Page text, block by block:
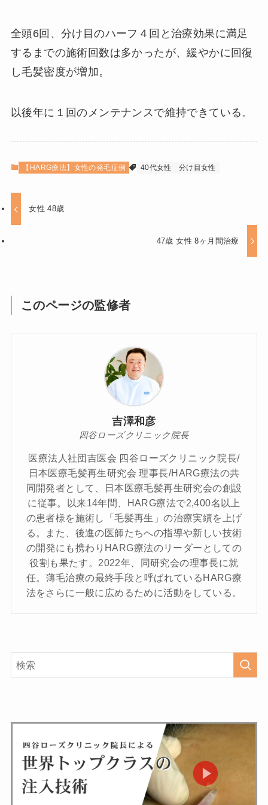
全頭6回、分け目のハーフ４回と治療効果に満足
するまでの施術回数は多かったが、緩やかに回復
し毛髪密度が増加。
以後年に１回のメンテナンスで維持できている。
【HARG療法】女性の発毛症例 40代女性 分け目女性
女性 48歳
47歳 女性 8ヶ月間治療
このページの監修者
吉澤和彦
四谷ローズクリニック院長
医療法人社団吉医会 四谷ローズクリニック院長/
日本医療毛髪再生研究会 理事長/HARG療法の共
同開発者として、日本医療毛髪再生研究会の創設
に従事。以来14年間、HARG療法で2,400名以上
の患者様を施術し「毛髪再生」の治療実績を上げ
る。また、後進の医師たちへの指導や新しい技術
の開発にも携わりHARG療法のリーダーとしての
役割も果たす。2022年、同研究会の理事長に就
任。薄毛治療の最終手段と呼ばれているHARG療
法をさらに一般に広めるために活動をしている。